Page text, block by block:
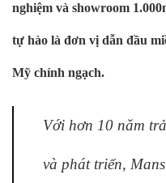
nghiệm và showroom
tự hào là đơn vị dẫn đầu
Mỹ chính ngạch.
Với hơn 10 năm
và phát triển,